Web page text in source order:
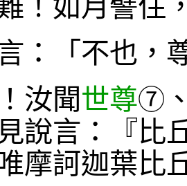
！如月譬住
：「不也，
汝聞世尊⑦
說言：『比
摩訶迦葉比